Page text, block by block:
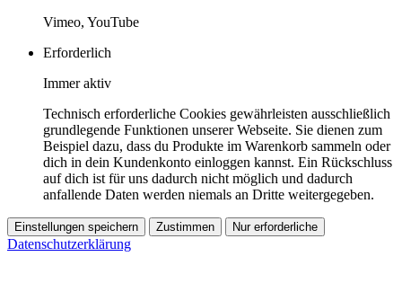
Vimeo, YouTube
Erforderlich
Immer aktiv
Technisch erforderliche Cookies gewährleisten ausschließlich
grundlegende Funktionen unserer Webseite. Sie dienen zum
Beispiel dazu, dass du Produkte im Warenkorb sammeln oder
dich in dein Kundenkonto einloggen kannst. Ein Rückschluss
auf dich ist für uns dadurch nicht möglich und dadurch
anfallende Daten werden niemals an Dritte weitergegeben.
Einstellungen speichern Zustimmen Nur erforderliche
Datenschutzerklärung